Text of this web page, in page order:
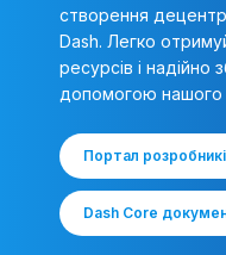
створення
Dash. Легко
ресурсів і надійно
допомогою нашого
Портал
Dash Core